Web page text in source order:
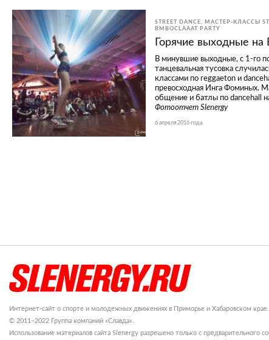
STREET DANCE МАСТЕР-КЛАССЫ
BMBOCLAAAT PARTY
Горячие выходные на
В минувшие выходные, с 1-го
танцевальная тусовка
классами по reggaeton и
превосходная Инга Фоминых.
общение и батлы по dancehall
Фотоотчет Slenergy
6 апреля 2016 года
Интернет-сайт о спорте и молодежных движениях в Приморье и Хабаровском крае.
© 2011–2022 Группа компаний «Славда».
Использование материалов сайта Slenergy разрешено только с предварительного